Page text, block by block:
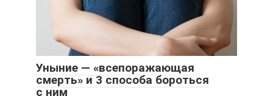
Уныние — «всепоражающая
смерть» и 3 способа бороться
с ним